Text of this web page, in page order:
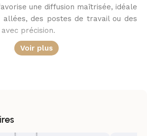
une diffusion maîtrisée, idéale
des postes de travail ou des
précision.
industriels ou logistiques.
Voir plus